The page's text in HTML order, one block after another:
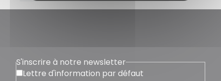
S'inscrire à notre newsletter
Lettre d'information par défaut